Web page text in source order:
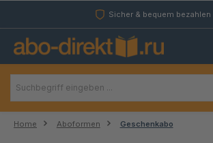
Zum Hauptinhalt springenSicher & bequem bezahlen
Home Aboformen Geschenkabo